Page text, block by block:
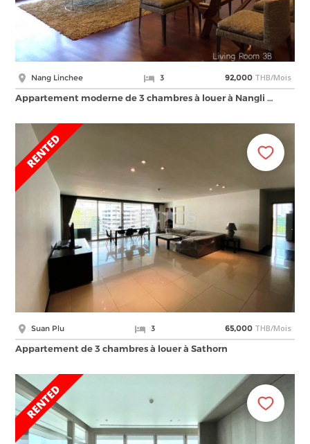
Nang Linchee 3 92,000 THB/Mois
Appartement moderne de 3 chambres à louer à Nangli …
Suan Plu 3 65,000 THB/Mois
Appartement de 3 chambres à louer à Sathorn